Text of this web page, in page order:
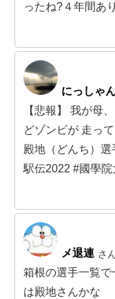
ったね?４年間あ
にっしゃ
【悲報】 我が母
どゾンビが 走っ
殿地（どんち）
駅伝2022 #國學院
メ退連 さ
箱根の選手一覧
は殿地さんかな